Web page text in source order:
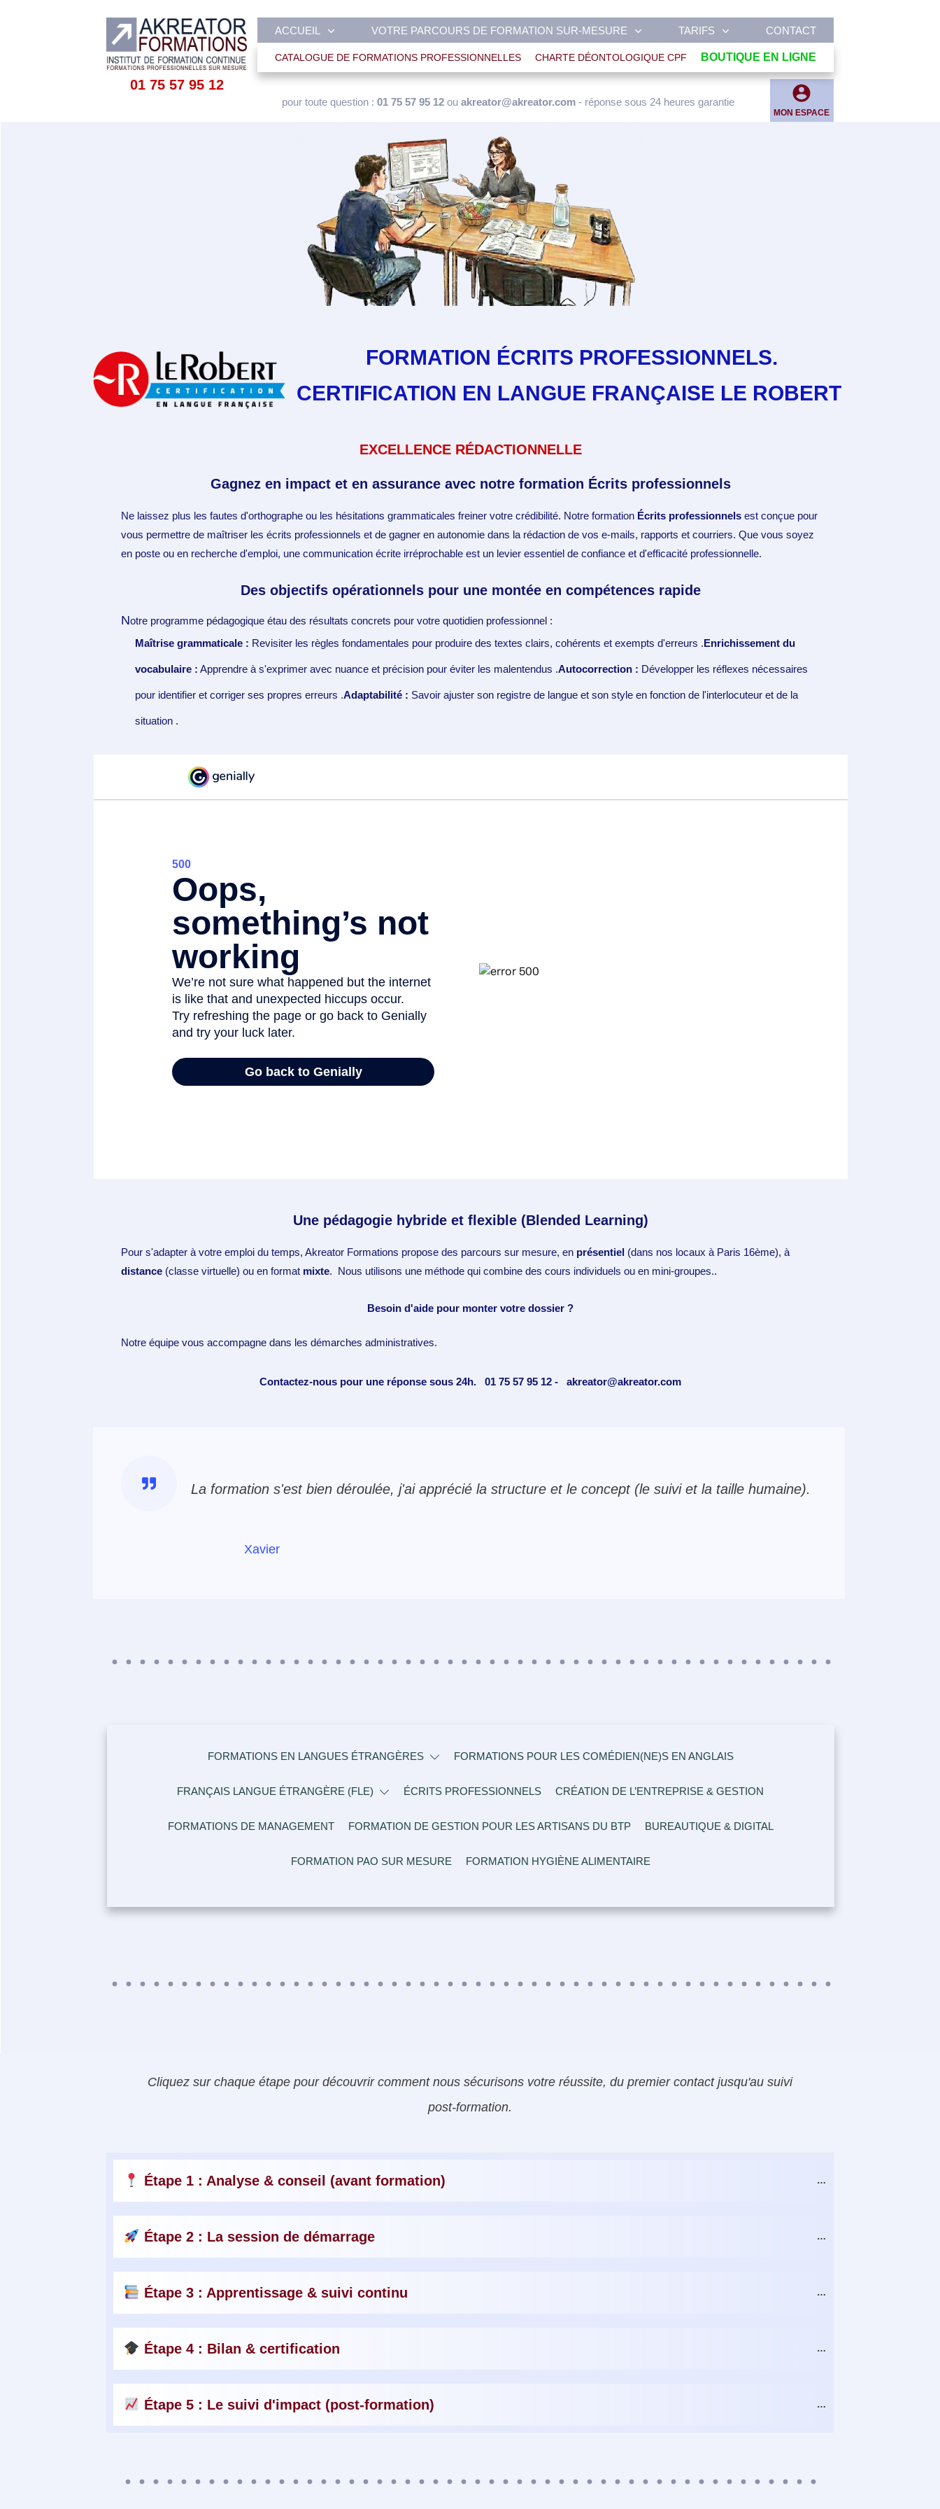
01 75 57 95 12
ACCUEIL VOTRE PARCOURS DE FORMATION SUR-MESURE TARIFS CONTACT
CATALOGUE DE FORMATIONS PROFESSIONNELLES CHARTE DÉONTOLOGIQUE CPF BOUTIQUE EN LIGNE
pour toute question : 01 75 57 95 12ou akreator@akreator.com - réponse sous 24 heures garantie
MON ESPACE
FORMATION ÉCRITS PROFESSIONNELS.
CERTIFICATION EN LANGUE FRANÇAISE LE ROBERT
EXCELLENCE RÉDACTIONNELLE
Gagnez en impact et en assurance avec notre formation Écrits professionnels
Ne laissez plus les fautes d'orthographe ou les hésitations grammaticales freiner votre crédibilité. Notre formation Écrits professionnelsest conçue pour
vous permettre de maîtriser les écrits professionnels et de gagner en autonomie dans la rédaction de vos e-mails, rapports et courriers. Que vous soyez
en poste ou en recherche d'emploi, une communication écrite irréprochable est un levier essentiel de confiance et d'efficacité professionnelle.
Des objectifs opérationnels pour une montée en compétences rapide
Notre programme pédagogique étau des résultats concrets pour votre quotidien professionnel :
Maîtrise grammaticale : Revisiter les règles fondamentales pour produire des textes clairs, cohérents et exempts d'erreurs .Enrichissement du
vocabulaire : Apprendre à s'exprimer avec nuance et précision pour éviter les malentendus .Autocorrection : Développer les réflexes nécessaires
pour identifier et corriger ses propres erreurs .Adaptabilité : Savoir ajuster son registre de langue et son style en fonction de l'interlocuteur et de la
situation.
Une pédagogie hybride et flexible (Blended Learning)
Pour s'adapter à votre emploi du temps, Akreator Formations propose des parcours sur mesure, en présentiel(dans nos locaux à Paris 16ème), à
distance(classe virtuelle) ou en format mixte. Nous utilisons une méthode qui combine des cours individuels ou en mini-groupes..
Besoin d'aide pour monter votre dossier ?
Notre équipe vous accompagne dans les démarches administratives.
Contactez-nous pour une réponse sous 24h. 01 75 57 95 12 - akreator@akreator.com
La formation s'est bien déroulée, j'ai apprécié la structure et le concept (le suivi et la taille humaine).
Xavier
FORMATIONS EN LANGUES ÉTRANGÈRES FORMATIONS POUR LES COMÉDIEN(NE)S EN ANGLAIS
FRANÇAIS LANGUE ÉTRANGÈRE (FLE) ÉCRITS PROFESSIONNELS CRÉATION DE L’ENTREPRISE & GESTION
FORMATIONS DE MANAGEMENT FORMATION DE GESTION POUR LES ARTISANS DU BTP BUREAUTIQUE & DIGITAL
FORMATION PAO SUR MESURE FORMATION HYGIÈNE ALIMENTAIRE
Cliquez sur chaque étape pour découvrir comment nous sécurisons votre réussite, du premier contact jusqu'au suivi
post-formation.
Étape 1 : Analyse & conseil (avant formation)
Étape 2 : La session de démarrage
Étape 3 : Apprentissage & suivi continu
Étape 4 : Bilan & certification
Étape 5 : Le suivi d'impact (post-formation)